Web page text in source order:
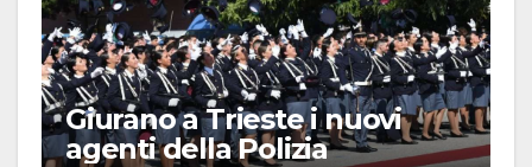
Giurano a Trieste i nuovi
agenti della Polizia